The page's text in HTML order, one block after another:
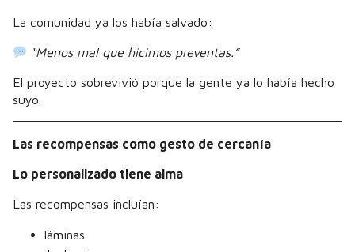
La comunidad ya los había salvado:
“Menos mal que hicimos preventas.”
El proyecto sobrevivió porque la gente ya lo había hecho
suyo.
Las recompensas como gesto de cercanía
Lo personalizado tiene alma
Las recompensas incluían:
láminas